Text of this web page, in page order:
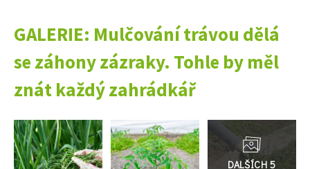
GALERIE: Mulčování trávou dělá
se záhony zázraky. Tohle by měl
znát každý zahrádkář
do
galerie